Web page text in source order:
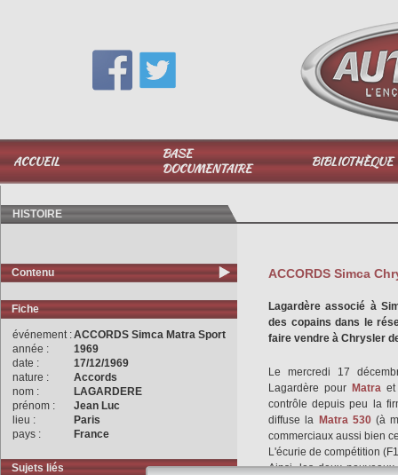
ACCUEIL
BASE
DOCUMENTAIRE
BIBLIOTHÈQUE
06 51 040 025
HISTOIRE
Contenu
Fiche
événement :ACCORDS Simca Matra Sport
année :
1969
date :
17/12/1969
nature :
Accords
nom :
LAGARDERE
prénom :
Jean Luc
lieu :
Paris
pays :
France
Sujets liés
ACCORDS Simca
Lagardère associé à
des copains dans le
faire vendre à Chrysler
Le mercredi 17
Lagardère pour Matra
contrôle depuis peu la
diffuse la Matra 530(à
commerciaux aussi bien
L'écurie de compétition
Ainsi, les deux